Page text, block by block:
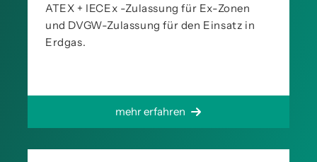
ATEX + IECEx -Zulassung für Ex-Zonen
und DVGW-Zulassung für den Einsatz in
Erdgas.
mehr erfahren